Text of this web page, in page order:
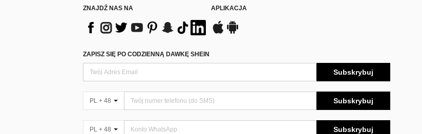
ZNAJDŹ NAS NA APLIKACJA
ZAPISZ SIĘ PO CODZIENNĄ DAWKĘ SHEIN
Subskrybuj
PL + 48 Subskrybuj
PL + 48 Subskrybuj